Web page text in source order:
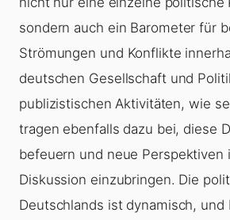
sondern auch ein Barometer für
Strömungen und Konflikte
deutschen Gesellschaft und
publizistischen Aktivitäten, wie
tragen ebenfalls dazu bei, diese
befeuern und neue Perspektiven
Diskussion einzubringen. Die
Deutschlands ist dynamisch, und